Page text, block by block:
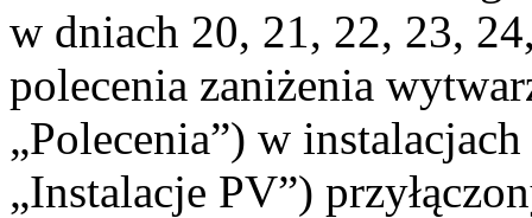
w dniach 20, 21, 22, 23,
polecenia zaniżenia
„Polecenia”) w
„Instalacje PV”)